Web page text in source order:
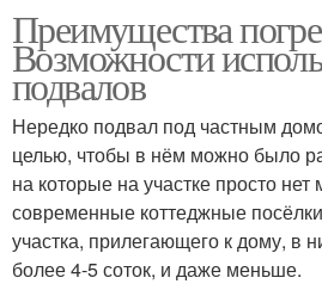
Преимущества
Возможности
подвалов
Нередко подвал под частным
целью, чтобы в нём можно было
на которые на участке просто нет
современные коттеджные
участка, прилегающего к дому, в
более 4-5 соток, и даже меньше.